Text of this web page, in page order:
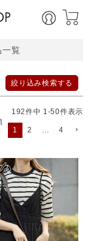
一覧
絞り込み検索する
価格が高い順
192件中 1-50件表示
1 2 … 4